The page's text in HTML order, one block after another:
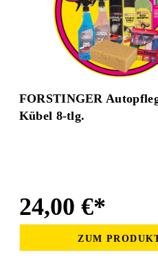
FORSTINGER
Kübel 8-tlg.
24,00 €*
ZUM